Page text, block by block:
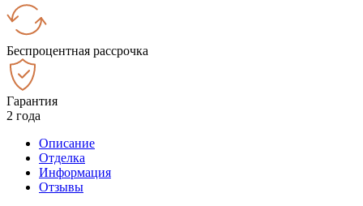
Беспроцентная рассрочка
Гарантия
2 года
Описание
Отделка
Информация
Отзывы